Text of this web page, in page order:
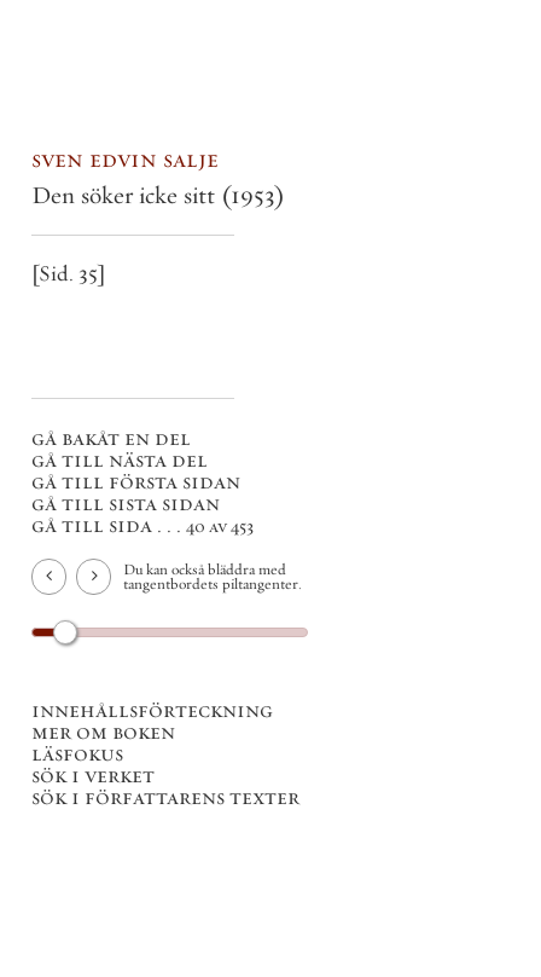
sven edvin salje
Den söker icke sitt (1953)
[Sid. 35]
gå bakåt en del
gå till nästa del
gå till första sidan
gå till sista sidan
gå till sida . . . 40 av 453
Du kan också bläddra med
tangentbordets piltangenter.
innehållsförteckning
mer om boken
läsfokus
sök i verket
sök i författarens texter